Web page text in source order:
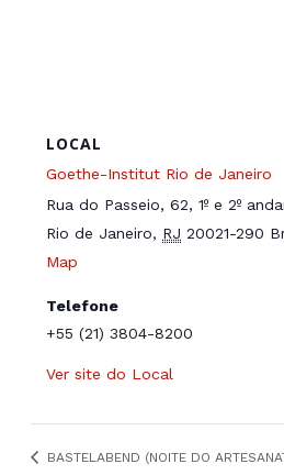
LOCAL
Goethe-Institut Rio de Janeiro
Rua do Passeio, 62, 1º e 2º
Rio de Janeiro, RJ 20021-290
Map
Telefone
+55 (21) 3804-8200
Ver site do Local
BASTELABEND (NOITE DO